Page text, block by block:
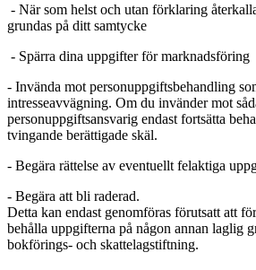
- När som helst och utan förklaring
grundas på ditt samtycke
- Spärra dina uppgifter för marknadsföring
- Invända mot personuppgiftsbehandling
intresseavvägning. Om du invänder mot
personuppgiftsansvarig endast fortsätta
tvingande berättigade skäl.
- Begära rättelse av eventuellt felaktiga
- Begära att bli raderad.
Detta kan endast genomföras förutsatt att
behålla uppgifterna på någon annan laglig
bokförings- och skattelagstiftning.